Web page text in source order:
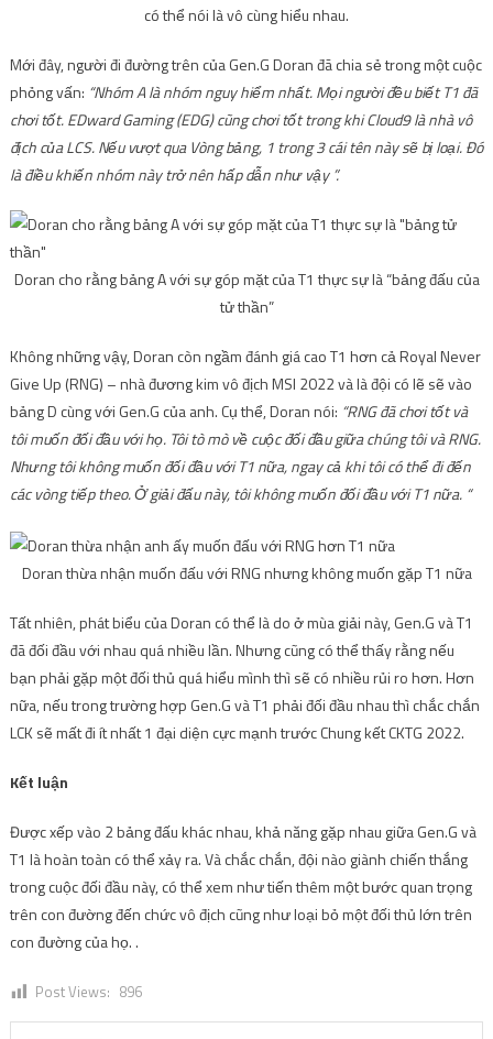
có thể nói là vô cùng hiểu nhau.
Mới đây, người đi đường trên của Gen.G Doran đã chia sẻ trong một cuộc
phỏng vấn: “Nhóm A là nhóm nguy hiểm nhất. Mọi người đều biết T1 đã
chơi tốt. EDward Gaming (EDG) cũng chơi tốt trong khi Cloud9 là nhà vô
địch của LCS. Nếu vượt qua Vòng bảng, 1 trong 3 cái tên này sẽ bị loại. Đó
là điều khiến nhóm này trở nên hấp dẫn như vậy ”.
Doran cho rằng bảng A với sự góp mặt của T1 thực sự là “bảng đấu của
tử thần”
Không những vậy, Doran còn ngầm đánh giá cao T1 hơn cả Royal Never
Give Up (RNG) – nhà đương kim vô địch MSI 2022 và là đội có lẽ sẽ vào
bảng D cùng với Gen.G của anh. Cụ thể, Doran nói: “RNG đã chơi tốt và
tôi muốn đối đầu với họ. Tôi tò mò về cuộc đối đầu giữa chúng tôi và RNG.
Nhưng tôi không muốn đối đầu với T1 nữa, ngay cả khi tôi có thể đi đến
các vòng tiếp theo. Ở giải đấu này, tôi không muốn đối đầu với T1 nữa. “
Doran thừa nhận muốn đấu với RNG nhưng không muốn gặp T1 nữa
Tất nhiên, phát biểu của Doran có thể là do ở mùa giải này, Gen.G và T1
đã đối đầu với nhau quá nhiều lần. Nhưng cũng có thể thấy rằng nếu
bạn phải gặp một đối thủ quá hiểu mình thì sẽ có nhiều rủi ro hơn. Hơn
nữa, nếu trong trường hợp Gen.G và T1 phải đối đầu nhau thì chắc chắn
LCK sẽ mất đi ít nhất 1 đại diện cực mạnh trước Chung kết CKTG 2022.
Kết luận
Được xếp vào 2 bảng đấu khác nhau, khả năng gặp nhau giữa Gen.G và
T1 là hoàn toàn có thể xảy ra. Và chắc chắn, đội nào giành chiến thắng
trong cuộc đối đầu này, có thể xem như tiến thêm một bước quan trọng
trên con đường đến chức vô địch cũng như loại bỏ một đối thủ lớn trên
con đường của họ. .
Post Views: 896